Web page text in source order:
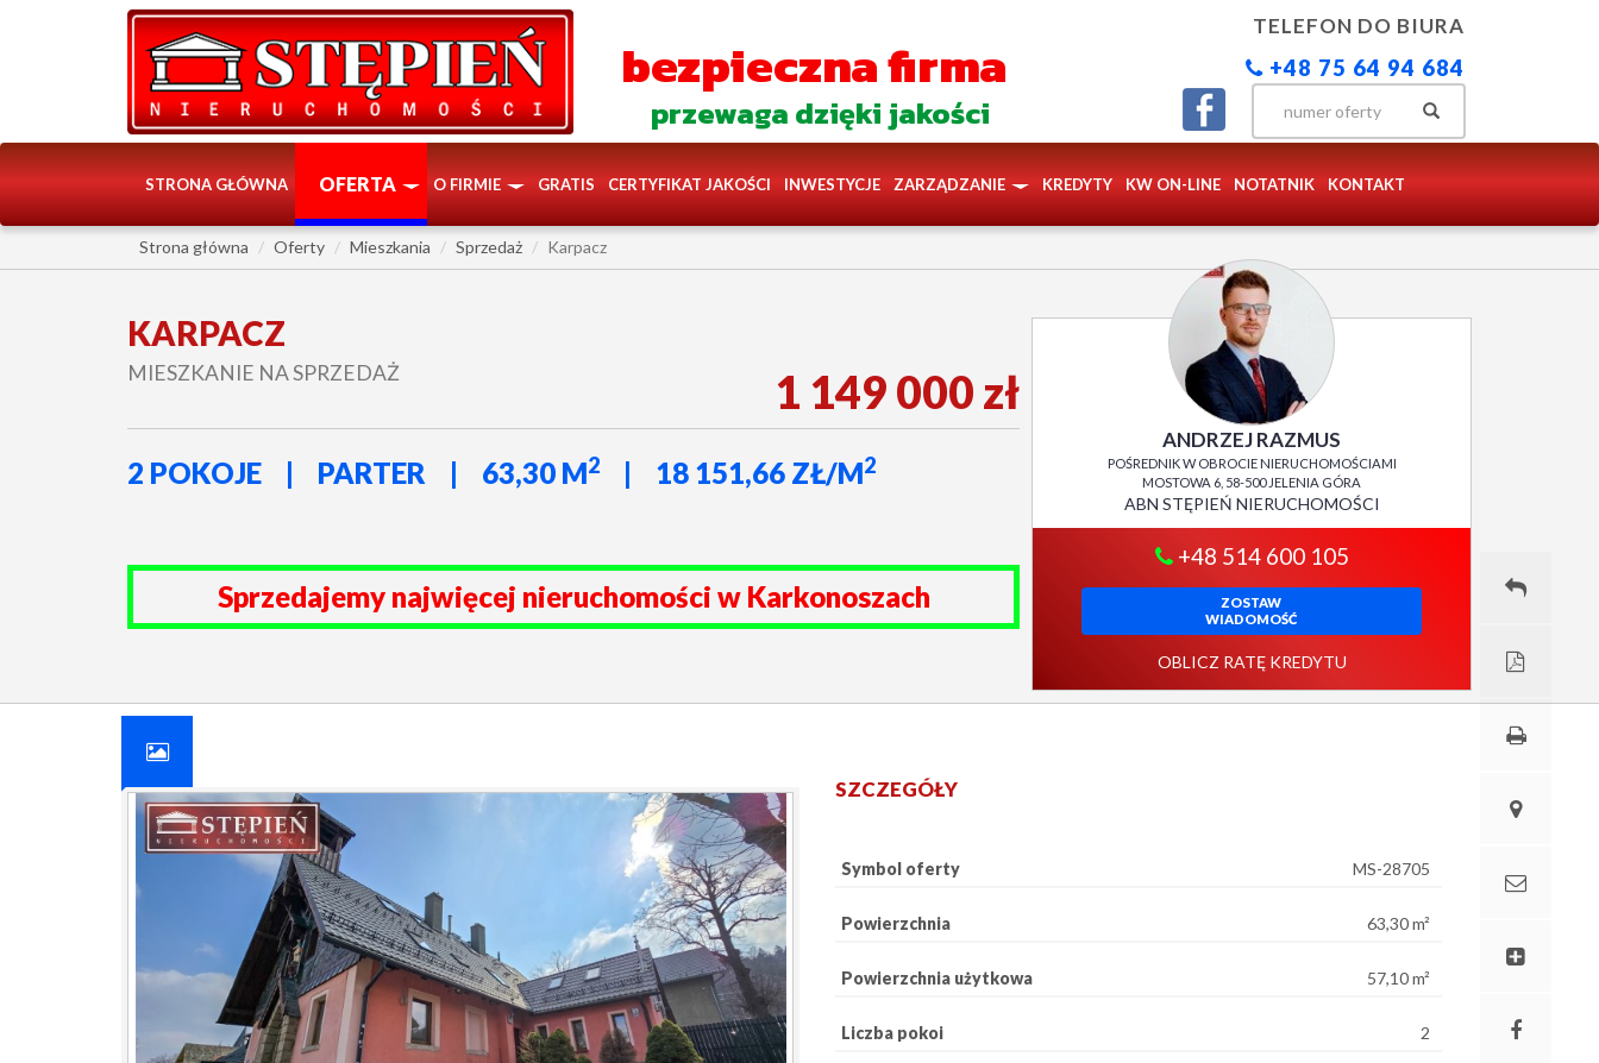
bezpieczna firma
przewaga dzięki jakości
TELEFON DO BIURA
+48 75 64 94 684
STRONA GŁÓWNA OFERTA O FIRMIE GRATIS CERTYFIKAT JAKOŚCI INWESTYCJE ZARZĄDZANIE KREDYTY KW ON-LINE NOTATNIK KONTAKT
Strona główna Oferty Mieszkania Sprzedaż Karpacz
KARPACZ
MIESZKANIE NA SPRZEDAŻ
2 POKOJE PARTER 63,30 M2 18 151,66 ZŁ/M2
1 149 000 zł
Sprzedajemy najwięcej nieruchomości w Karkonoszach
ANDRZEJ RAZMUS
POŚREDNIK W OBROCIE NIERUCHOMOŚCIAMI
MOSTOWA 6, 58-500 JELENIA GÓRA
ABN STĘPIEŃ NIERUCHOMOŚCI
+48 514 600 105
ZOSTAW
WIADOMOŚĆ
OBLICZ RATĘ KREDYTU
SZCZEGÓŁY
Symbol oferty MS-28705
Powierzchnia 63,30 m²
Powierzchnia użytkowa 57,10 m²
Liczba pokoi 2